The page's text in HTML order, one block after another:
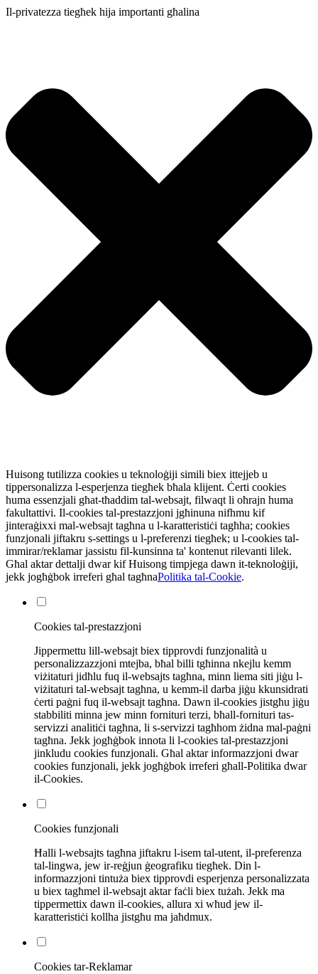
Il-privatezza tiegħek hija importanti għalina
Huisong tutilizza cookies u teknoloġiji simili biex ittejjeb u
tippersonalizza l-esperjenza tiegħek bħala klijent. Ċerti cookies
huma essenzjali għat-tħaddim tal-websajt, filwaqt li oħrajn huma
fakultattivi. Il-cookies tal-prestazzjoni jgħinuna nifhmu kif
jinteraġixxi mal-websajt tagħna u l-karatteristiċi tagħha; cookies
funzjonali jiftakru s-settings u l-preferenzi tiegħek; u l-cookies tal-
immirar/reklamar jassistu fil-kunsinna ta' kontenut rilevanti lilek.
Għal aktar dettalji dwar kif Huisong timpjega dawn it-teknoloġiji,
jekk jogħġbok irreferi għal tagħnaPolitika tal-Cookie.
Cookies tal-prestazzjoni
Jippermettu lill-websajt biex tipprovdi funzjonalità u
personalizzazzjoni mtejba, bħal billi tgħinna nkejlu kemm
viżitaturi jidħlu fuq il-websajts tagħna, minn liema siti jiġu l-
viżitaturi tal-websajt tagħna, u kemm-il darba jiġu kkunsidrati
ċerti paġni fuq il-websajt tagħna. Dawn il-cookies jistgħu jiġu
stabbiliti minna jew minn fornituri terzi, bħall-fornituri tas-
servizzi analitiċi tagħna, li s-servizzi tagħhom żidna mal-paġni
tagħna. Jekk jogħġbok innota li l-cookies tal-prestazzjoni
jinkludu cookies funzjonali. Għal aktar informazzjoni dwar
cookies funzjonali, jekk jogħġbok irreferi għall-Politika dwar
il-Cookies.
Cookies funzjonali
Ħalli l-websajts tagħna jiftakru l-isem tal-utent, il-preferenza
tal-lingwa, jew ir-reġjun ġeografiku tiegħek. Din l-
informazzjoni tintuża biex tipprovdi esperjenza personalizzata
u biex tagħmel il-websajt aktar faċli biex tużah. Jekk ma
tippermettix dawn il-cookies, allura xi wħud jew il-
karatteristiċi kollha jistgħu ma jaħdmux.
Cookies tar-Reklamar